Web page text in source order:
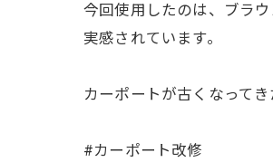
今回使用したのは、ブラ
実感されています。
カーポートが古くなって
#カーポート改修